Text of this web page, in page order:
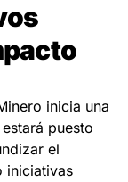
inicia una
puesto
el
iniciativas